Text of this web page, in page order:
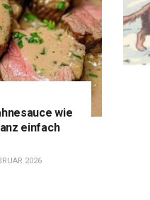
wie
einfach
2026